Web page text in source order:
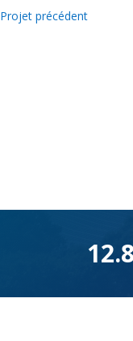
Projet précédent